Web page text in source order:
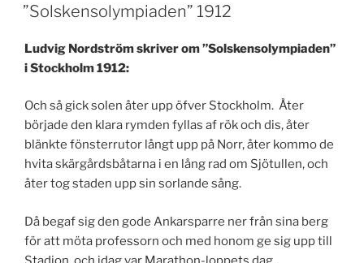
”Solskensolympiaden” 1912
Ludvig Nordström skriver om ”Solskensolympiaden”
i Stockholm 1912:
Och så gick solen åter upp öfver Stockholm. Åter
började den klara rymden fyllas af rök och dis, åter
blänkte fönsterrutor långt upp på Norr, åter kommo de
hvita skärgårdsbåtarna i en lång rad om Sjötullen, och
åter tog staden upp sin sorlande sång.
Då begaf sig den gode Ankarsparre ner från sina berg
för att möta professorn och med honom ge sig upp till